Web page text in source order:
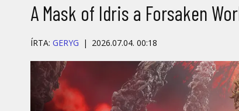
A Mask of Idris a Forsaken
ÍRTA: GERYG 2026.07.04. 00:18